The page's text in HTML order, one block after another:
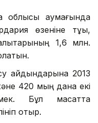
облысы аумағында
өзеніне тұқы,
1,6 млн.
айдындарына 2013
420 мың дана екі
Бұл мақсатта
отыр.